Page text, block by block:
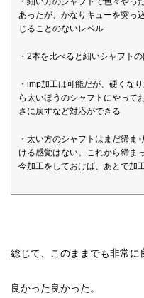
あったが、かなりキューを突っ
じることのないレベル
・2本を比べると細いシャフト
・imp加工は可能だが、硬くな
ら太いほうのシャフトにやって
さに戻すなど対応ができる
・太い方のシャフトはまだ締ま
ける感覚はない。これから締ま
今加工をしておけば、あとで加
総じて、このままでも非常に
良かった良かった。